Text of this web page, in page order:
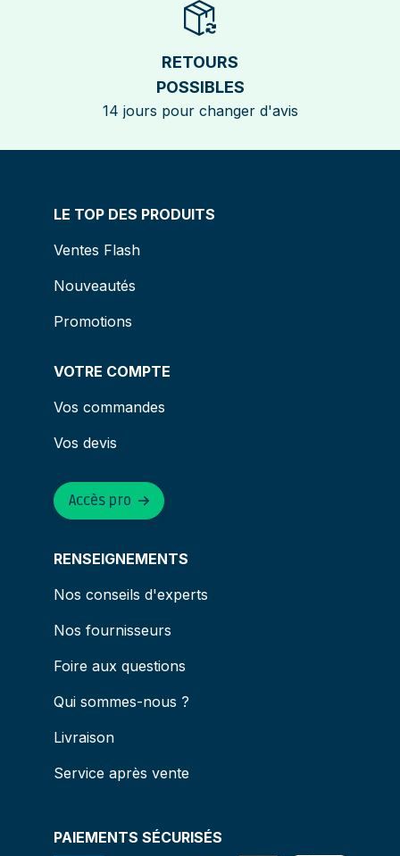
RETOURS
POSSIBLES
14 jours pour changer d'avis
LE TOP DES PRODUITS
Ventes Flash
Nouveautés
Promotions
VOTRE COMPTE
Vos commandes
Vos devis
RENSEIGNEMENTS
Nos conseils d'experts
Nos fournisseurs
Foire aux questions
Qui sommes-nous ?
Livraison
Service après vente
Accès pro
PAIEMENTS SÉCURISÉS